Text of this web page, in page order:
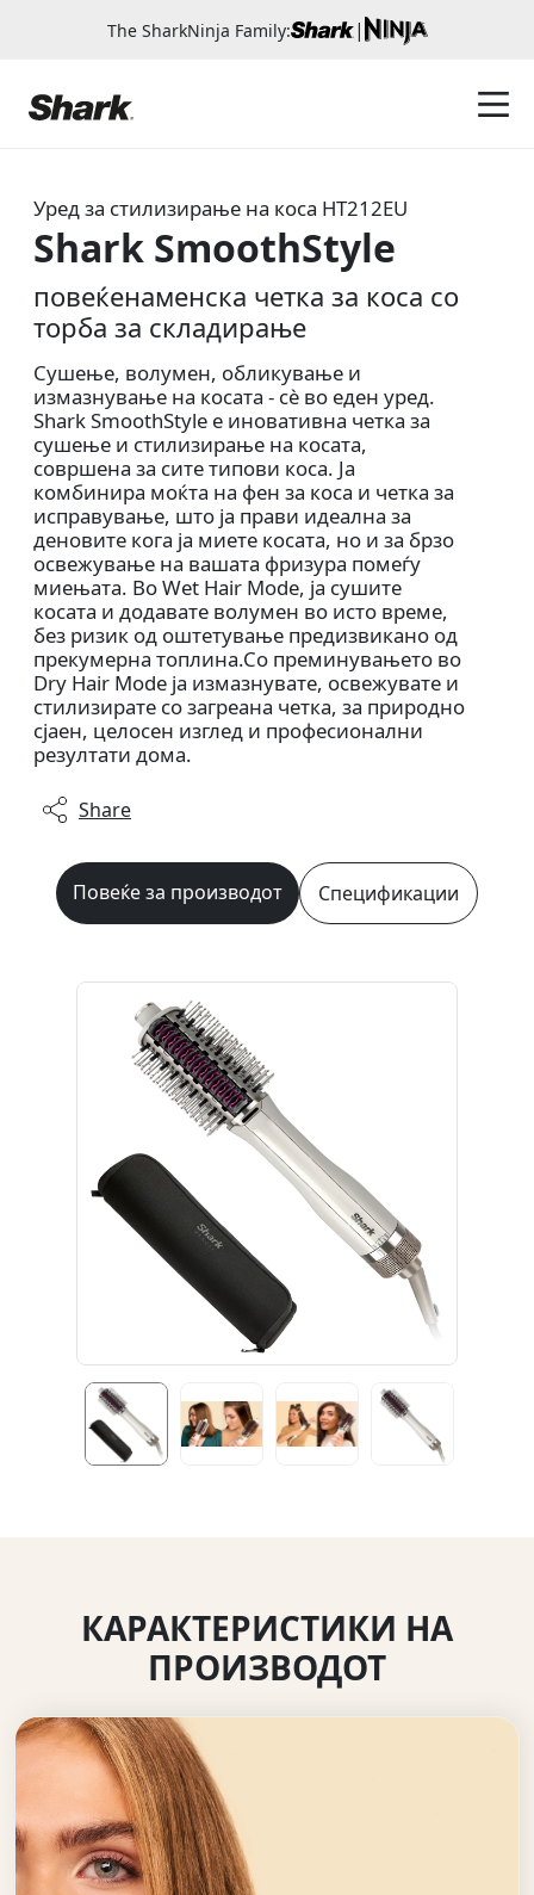
The SharkNinja Family: |
Уред за стилизирање на коса HT212EU
Shark SmoothStyle
повеќенаменска четка за коса со
торба за складирање
Сушење, волумен, обликување и
измазнување на косата - сè во еден уред.
Shark SmoothStyle е иновативна четка за
сушење и стилизирање на косата,
совршена за сите типови коса. Ја
комбинира моќта на фен за коса и четка за
исправување, што ја прави идеална за
деновите кога ја миете косата, но и за брзо
освежување на вашата фризура помеѓу
миењата. Во Wet Hair Mode, ја сушите
косата и додавате волумен во исто време,
без ризик од оштетување предизвикано од
прекумерна топлина.Со преминувањето во
Dry Hair Mode ја измазнувате, освежувате и
стилизирате со загреана четка, за природно
сјаен, целосен изглед и професионални
резултати дома.
Share
Повеќе за производот Спецификации
КАРАКТЕРИСТИКИ НА
ПРОИЗВОДОТ